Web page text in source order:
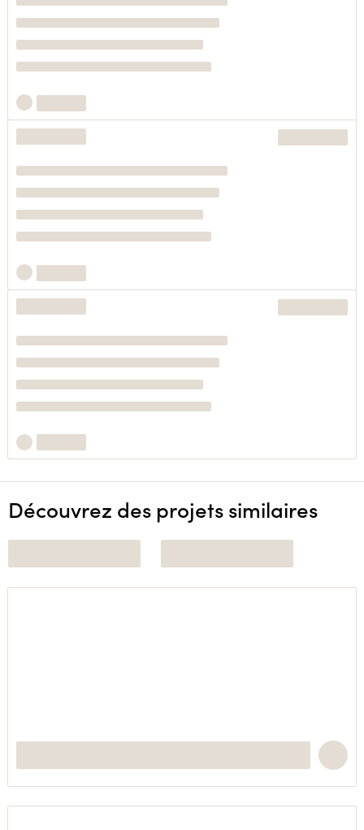
Découvrez des projets similaires